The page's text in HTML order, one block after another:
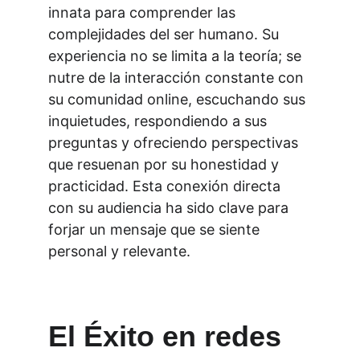
innata para comprender las
complejidades del ser humano. Su
experiencia no se limita a la teoría; se
nutre de la interacción constante con
su comunidad online, escuchando sus
inquietudes, respondiendo a sus
preguntas y ofreciendo perspectivas
que resuenan por su honestidad y
practicidad. Esta conexión directa
con su audiencia ha sido clave para
forjar un mensaje que se siente
personal y relevante.
El Éxito en redes